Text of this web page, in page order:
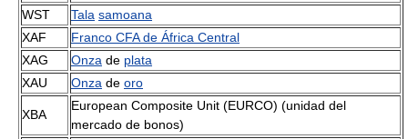
WST
Tala samoana
XAF
Franco CFA de África Central
XAG
Onza de plata
XAU
Onza de oro
XBA
European Composite Unit (EURCO) (unidad del
mercado de bonos)